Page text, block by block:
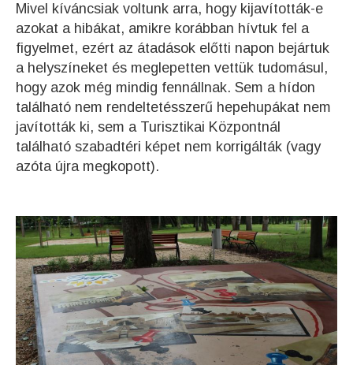
Mivel kíváncsiak voltunk arra, hogy kijavították-e
azokat a hibákat, amikre korábban hívtuk fel a
figyelmet, ezért az átadások előtti napon bejártuk
a helyszíneket és meglepetten vettük tudomásul,
hogy azok még mindig fennállnak. Sem a hídon
található nem rendeltetésszerű hepehupákat nem
javították ki, sem a Turisztikai Központnál
található szabadtéri képet nem korrigálták (vagy
azóta újra megkopott).